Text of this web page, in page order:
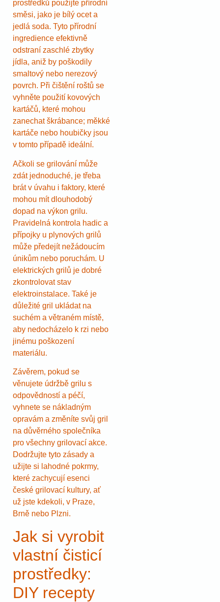
prostředků použijte přírodní
směsi, jako je bílý ocet a
jedlá soda. Tyto přírodní
ingredience efektivně
odstraní zaschlé zbytky
jídla, aniž by poškodily
smaltový nebo nerezový
povrch. Při čištění roštů se
vyhněte použití kovových
kartáčů, které mohou
zanechat škrábance; měkké
kartáče nebo houbičky jsou
v tomto případě ideální.
Ačkoli se grilování může
zdát jednoduché, je třeba
brát v úvahu i faktory, které
mohou mít dlouhodobý
dopad na výkon grilu.
Pravidelná kontrola hadic a
přípojky u plynových grilů
může předejít nežádoucím
únikům nebo poruchám. U
elektrických grilů je dobré
zkontrolovat stav
elektroinstalace. Také je
důležité gril ukládat na
suchém a větraném místě,
aby nedocházelo k rzi nebo
jinému poškození
materiálu.
Závěrem, pokud se
věnujete údržbě grilu s
odpovědností a péčí,
vyhnete se nákladným
opravám a změníte svůj gril
na důvěrného společníka
pro všechny grilovací akce.
Dodržujte tyto zásady a
užijte si lahodné pokrmy,
které zachycují esenci
české grilovací kultury, ať
už jste kdekoli, v Praze,
Brně nebo Plzni.
Jak si vyrobit
vlastní čisticí
prostředky:
DIY recepty